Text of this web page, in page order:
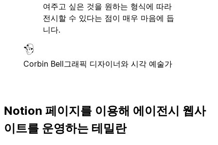
여주고 싶은 것을 원하는 형식에 따라
전시할 수 있다는 점이 매우 마음에 듭
니다.
Corbin Bell그래픽 디자이너와 시각 예술가
Notion 페이지를 이용해 에이전시 웹사
이트를 운영하는 테밀란